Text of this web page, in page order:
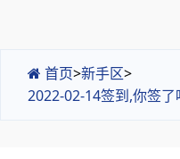
首页>新手区>
2022-02-14签到,你签了